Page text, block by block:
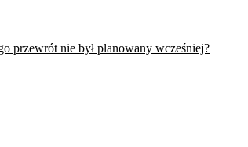
przewrót nie był planowany wcześniej?